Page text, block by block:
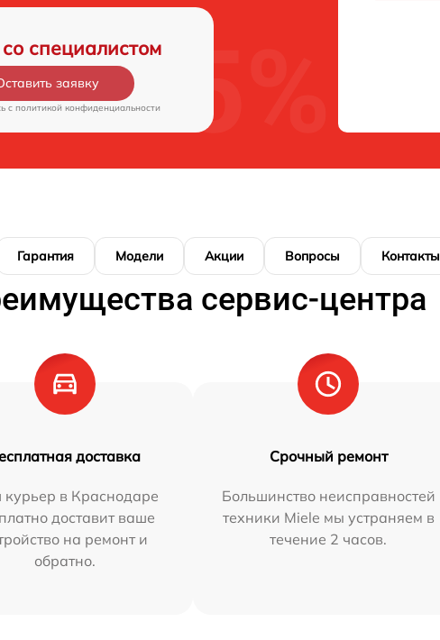
специалистом
заявку
c политикой конфиденциальности
Гарантия Модели Акции Вопросы Контакты
сервис-центра
доставка
в Краснодаре
доставит ваше
на ремонт и
обратно.
Срочный ремонт
Большинство неисправностей
техники Miele мы устраняем в
течение 2 часов.